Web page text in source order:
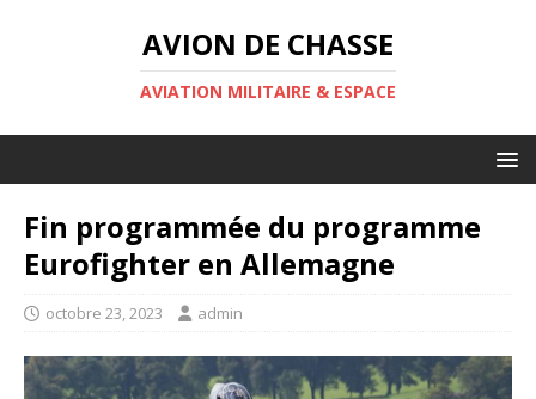
AVION DE CHASSE
AVIATION MILITAIRE & ESPACE
Fin programmée du programme
Eurofighter en Allemagne
octobre 23, 2023 admin